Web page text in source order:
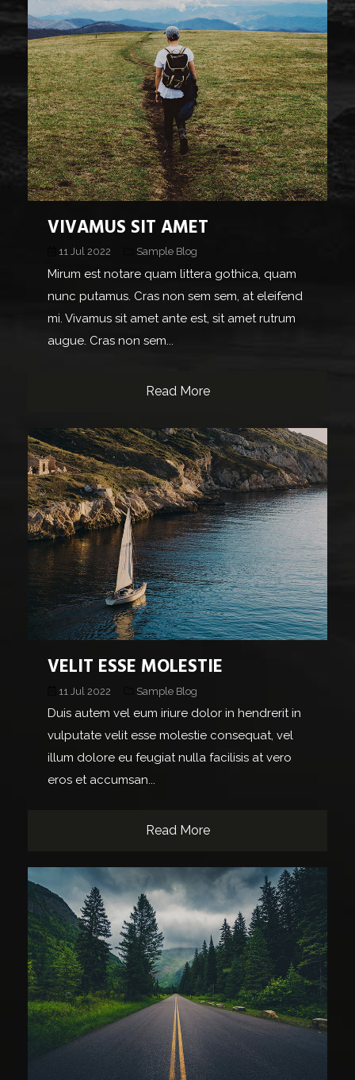
VIVAMUS SIT AMET
11 Jul 2022 Sample Blog
Mirum est notare quam littera gothica, quam
nunc putamus. Cras non sem sem, at eleifend
mi. Vivamus sit amet ante est, sit amet rutrum
augue. Cras non sem...
Read More
VELIT ESSE MOLESTIE
11 Jul 2022 Sample Blog
Duis autem vel eum iriure dolor in hendrerit in
vulputate velit esse molestie consequat, vel
illum dolore eu feugiat nulla facilisis at vero
eros et accumsan...
Read More